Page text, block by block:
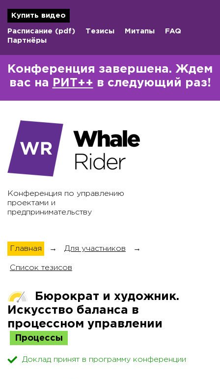
Купить видео
Расписание (pdf) Тезисы Митапы
FAQ
Партнёры
Конференция завершена. Ждем
вас на
РИТ++ в следующий раз!
Конференция по управлению
проектами и
предпринимательству
Главная → Для участников →
Список тезисов
Бюрократ и художник.
Искусство баланса в
процессном управлении
Процессы
Доклад принят в программу конференции